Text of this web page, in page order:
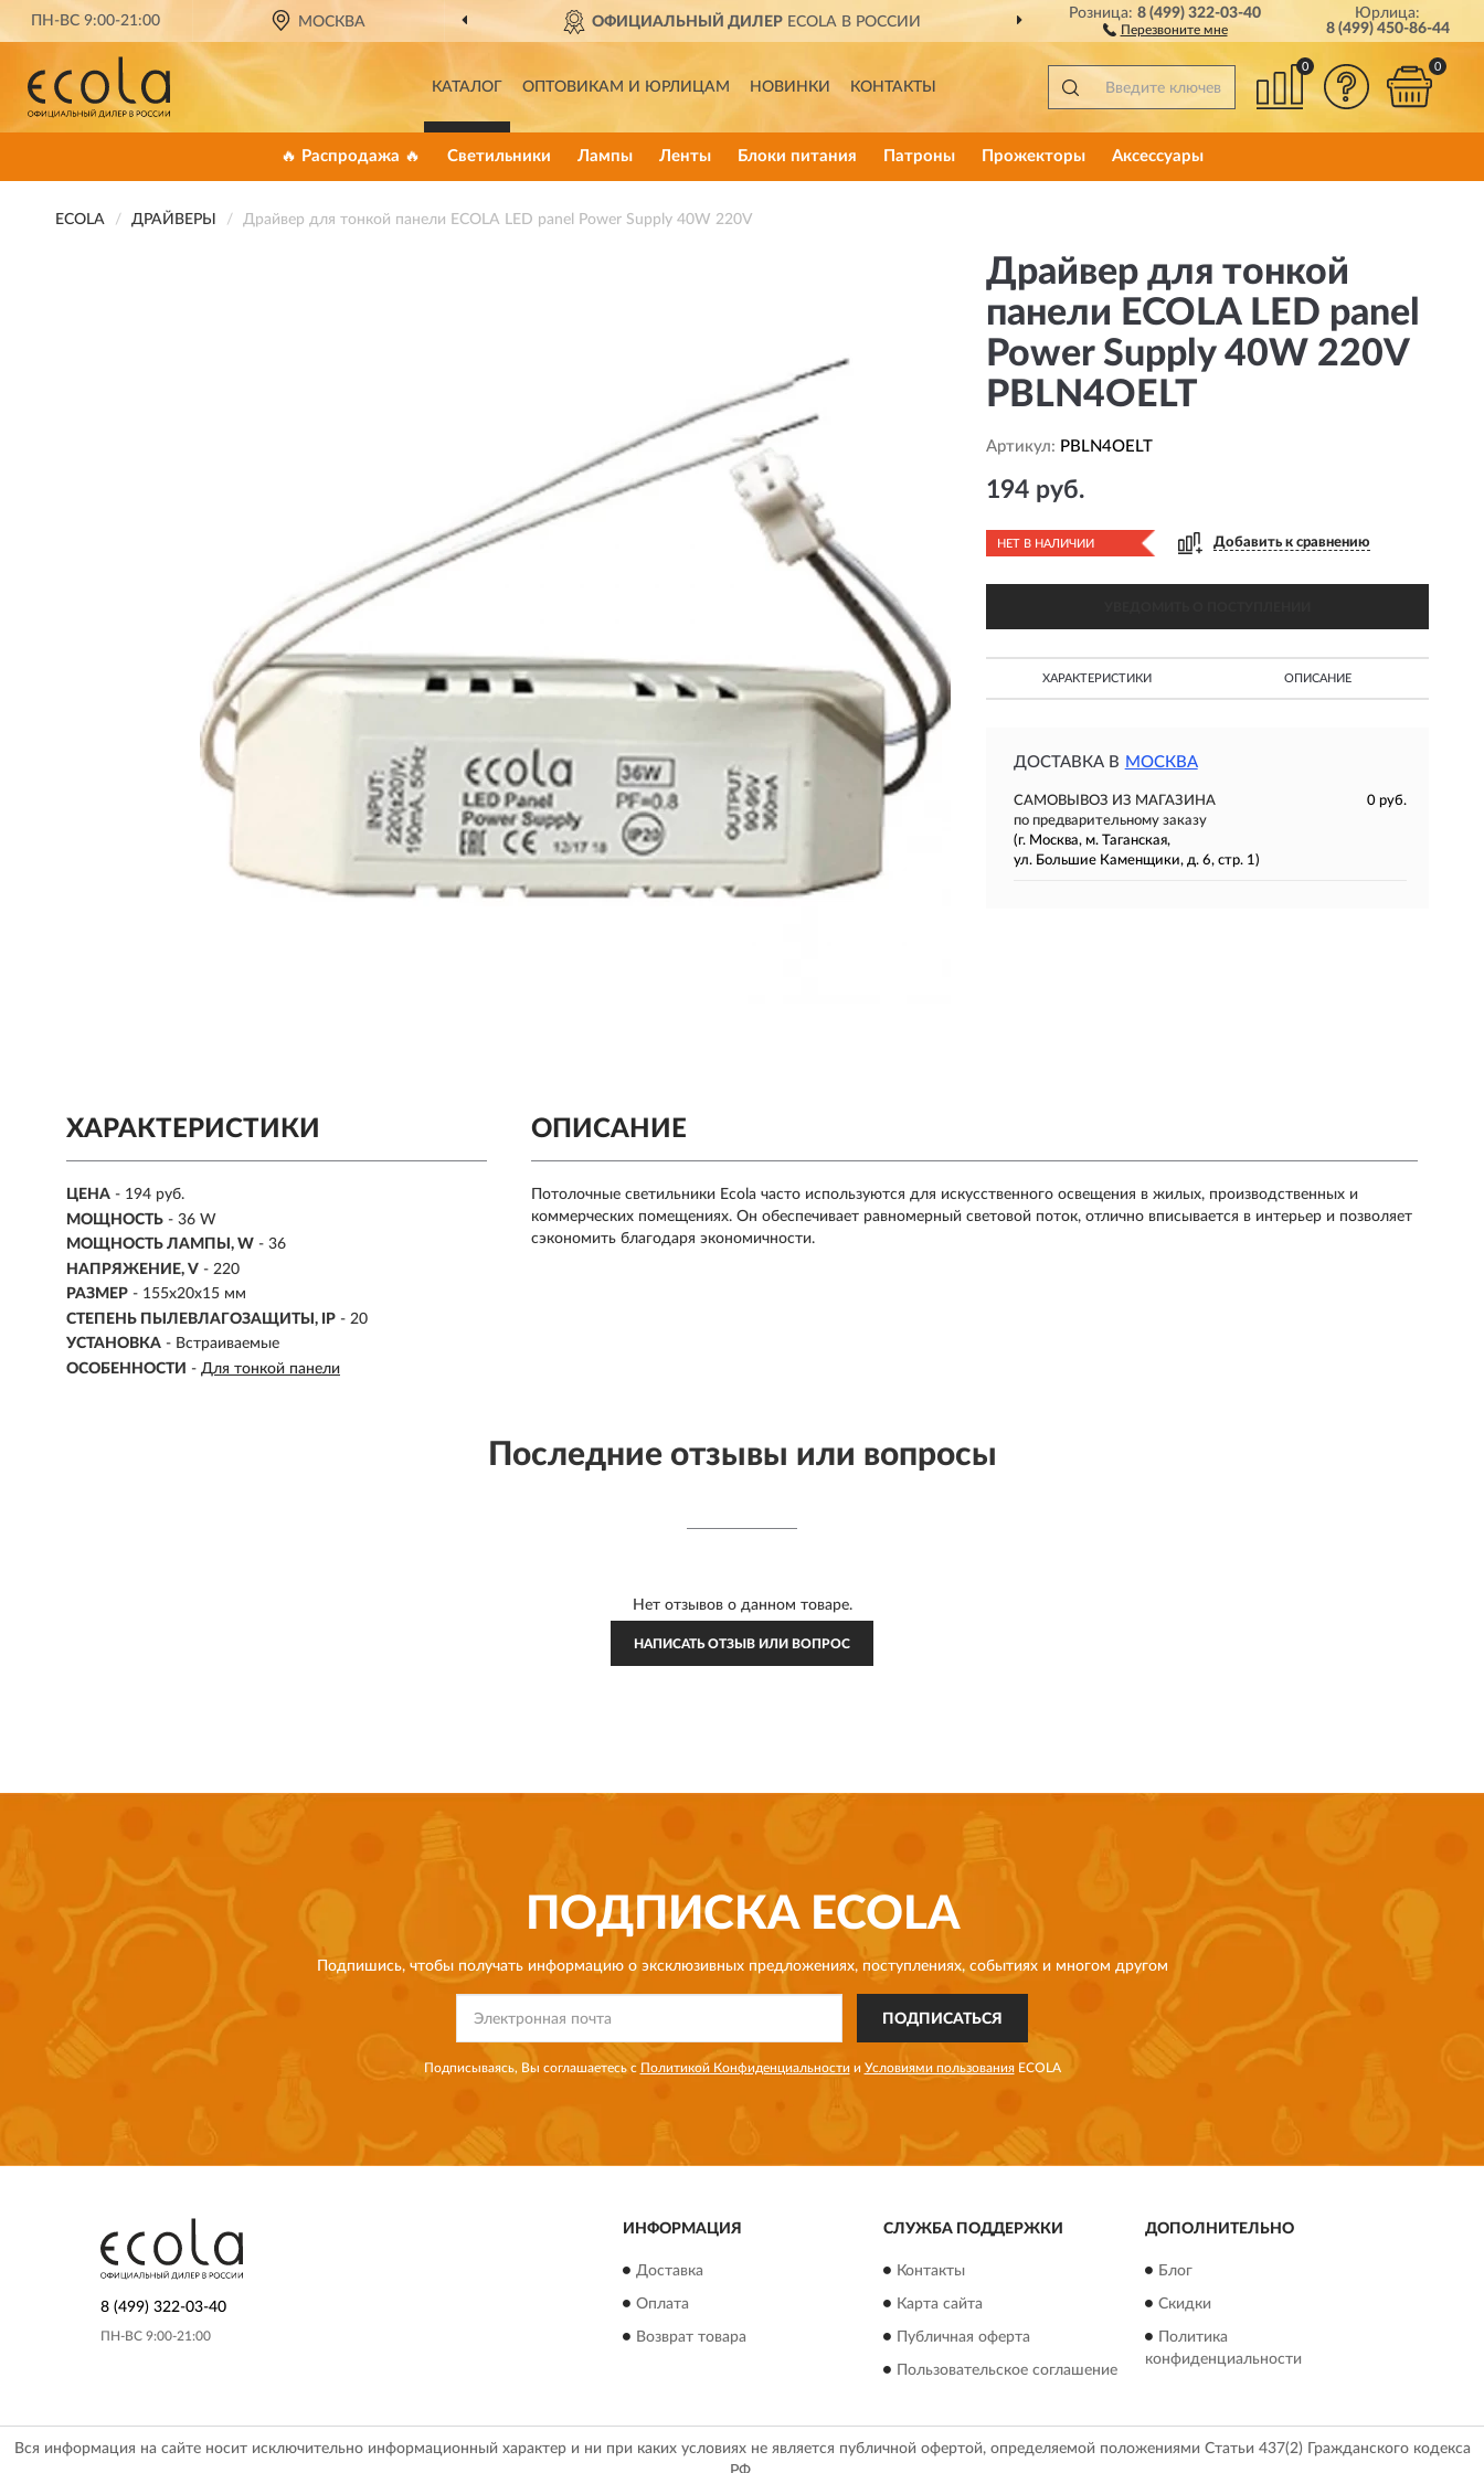
ПН-ВС 9:00-21:00 МОСКВА ОФИЦИАЛЬНЫЙ ДИЛЕРECOLA В РОССИИ ДОСТАВИМ ПО ВСЕЙ РОССИИ
Розница:8 (499) 322-03-40
Перезвоните мне
Юрлица:
8 (499) 450-86-44
КАТАЛОГ ОПТОВИКАМ И ЮРЛИЦАМ НОВИНКИ КОНТАКТЫ
0 0
🔥 Распродажа 🔥 Светильники Лампы Ленты Блоки питания Патроны Прожекторы Аксессуары
ECOLA ДРАЙВЕРЫ Драйвер для тонкой панели ECOLA LED panel Power Supply 40W 220V
Драйвер для тонкой
панели ECOLA LED panel
Power Supply 40W 220V
PBLN4OELT
Артикул: PBLN4OELT
194 руб.
НЕТ В НАЛИЧИИ Добавить к сравнению
ХАРАКТЕРИСТИКИ ОПИСАНИЕ
ДОСТАВКА В МОСКВА
САМОВЫВОЗ ИЗ МАГАЗИНА
0 руб.
по предварительному заказу
(г. Москва, м. Таганская,
ул. Большие Каменщики, д. 6, стр. 1)
ХАРАКТЕРИСТИКИ
ЦЕНА - 194 руб.
МОЩНОСТЬ - 36 W
МОЩНОСТЬ ЛАМПЫ, W - 36
НАПРЯЖЕНИЕ, V - 220
РАЗМЕР - 155х20х15 мм
СТЕПЕНЬ ПЫЛЕВЛАГОЗАЩИТЫ, IP - 20
УСТАНОВКА - Встраиваемые
ОСОБЕННОСТИ - Для тонкой панели
ОПИСАНИЕ
Потолочные светильники Ecola часто используются для искусственного освещения в жилых, производственных и
коммерческих помещениях. Он обеспечивает равномерный световой поток, отлично вписывается в интерьер и позволяет
сэкономить благодаря экономичности.
Последние отзывы или вопросы
Нет отзывов о данном товаре.
НАПИСАТЬ ОТЗЫВ ИЛИ ВОПРОС
ПОДПИСКАECOLA
Подпишись, чтобы получать информацию о эксклюзивных предложениях,поступлениях, событиях и многом другом
ПОДПИСАТЬСЯ
Подписываясь, Вы соглашаетесь с Политикой Конфиденциальности и Условиями пользованияECOLA
8 (499) 322-03-40
ПН-ВС 9:00-21:00
ИНФОРМАЦИЯ
Доставка
Оплата
Возврат товара
СЛУЖБА ПОДДЕРЖКИ
Контакты
Карта сайта
Публичная оферта
Пользовательское соглашение
ДОПОЛНИТЕЛЬНО
Блог
Скидки
Политика
конфиденциальности
Вся информация на сайте носит исключительно информационный характер и ни при каких условиях не является публичной офертой, определяемой положениями Статьи 437(2) Гражданского кодекса